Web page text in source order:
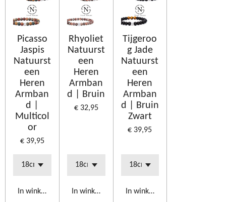
Picasso
Jaspis
Natuurst
een
Heren
Armban
d |
Multicol
or
€ 39,95
In winkelwagen
Rhyoliet
Natuurst
een
Heren
Armban
d | Bruin
€ 32,95
In winkelwagen
Tijgeroo
g Jade
Natuurst
een
Heren
Armban
d | Bruin
Zwart
€ 39,95
In winkelwagen